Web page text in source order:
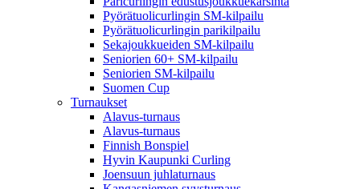
Pyörätuolicurlingin SM-kilpailu
Pyörätuolicurlingin parikilpailu
Sekajoukkueiden SM-kilpailu
Seniorien 60+ SM-kilpailu
Seniorien SM-kilpailu
Suomen Cup
Turnaukset
Alavus-turnaus
Alavus-turnaus
Finnish Bonspiel
Hyvin Kaupunki Curling
Joensuun juhlaturnaus